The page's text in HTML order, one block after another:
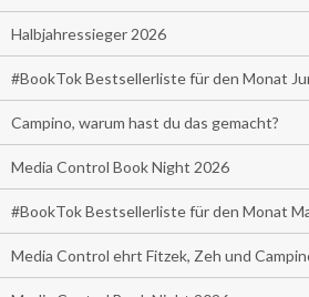
Halbjahressieger 2026
#BookTok Bestsellerliste für den Monat
Campino, warum hast du das gemacht?
Media Control Book Night 2026
#BookTok Bestsellerliste für den Monat
Media Control ehrt Fitzek, Zeh und